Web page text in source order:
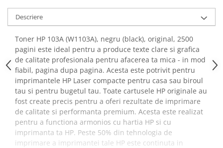
Descriere
Toner HP 103A (W1103A), negru (black), original, 2500
pagini este ideal pentru a produce texte clare si grafica
de calitate profesionala pentru afacerea ta mica - in mod
fiabil, pagina dupa pagina. Acesta este potrivit pentru
imprimantele HP Laser compacte pentru casa sau biroul
tau si pentru bugetul tau. Toate cartusele HP originale au
fost create precis pentru a oferi rezultate de imprimare
de calitate si performanta premium. Acesta este realizat
pentru a functiona armonios cu hartia HP si cu
imprimanta ta HP. Peste 50% din tehnologia de
imprimare a imprimantei tale HP este continuta in